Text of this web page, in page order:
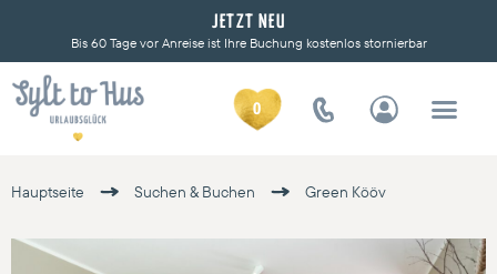
JETZT NEU
Bis 60 Tage vor Anreise ist Ihre Buchung kostenlos stornierbar
0
Hauptseite Suchen & Buchen Green Kööv